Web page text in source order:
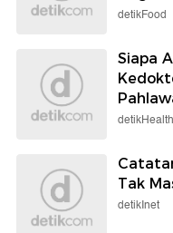
detikFood
Siapa
detikHealth
Tak
detikInet